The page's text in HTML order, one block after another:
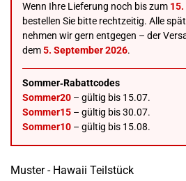
Wenn Ihre Lieferung noch bis zum
bestellen Sie bitte rechtzeitig. Alle
nehmen wir gern entgegen – der
dem5. September 2026.
Sommer‑Rabattcodes
Sommer20 – gültig bis 15.07.
Sommer15 – gültig bis 30.07.
Sommer10 – gültig bis 15.08.
Muster - Hawaii Teilstück